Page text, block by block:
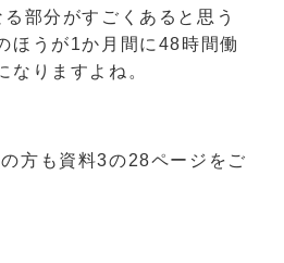
部分がすごくあると思う
ほうが1か月間に48時間働
なりますよね。
方も資料3の28ページをご